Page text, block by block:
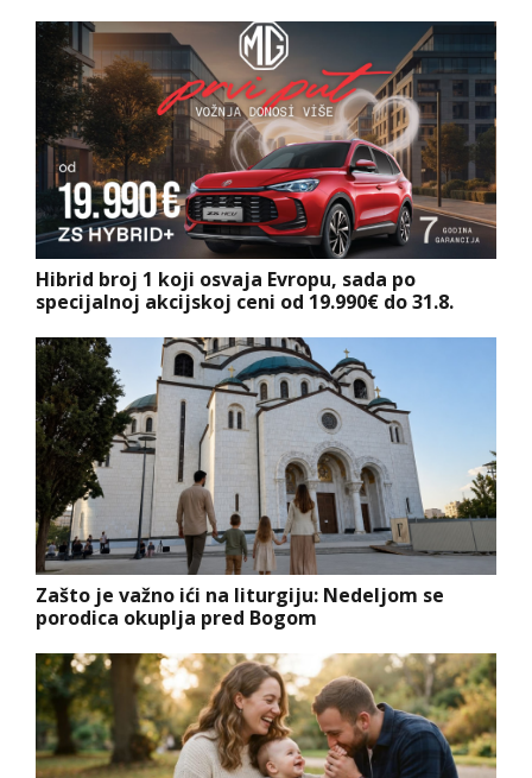
Hibrid broj 1 koji osvaja Evropu, sada po
specijalnoj akcijskoj ceni od 19.990€ do 31.8.
Zašto je važno ići na liturgiju: Nedeljom se
porodica okuplja pred Bogom